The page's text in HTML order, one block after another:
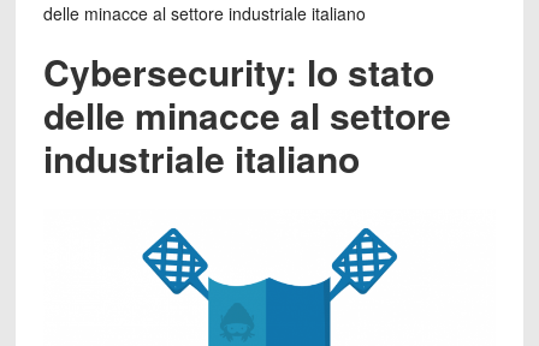
delle minacce al settore industriale italiano
Cybersecurity: lo stato
delle minacce al settore
industriale italiano